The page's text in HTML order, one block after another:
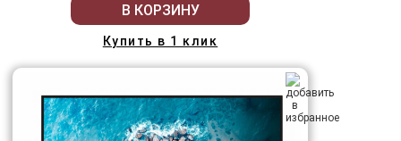
В КОРЗИНУ
Купить в 1 клик